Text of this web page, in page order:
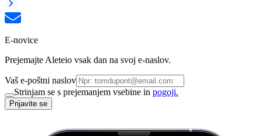
E-novice
Prejemajte Aleteio vsak dan na svoj e-naslov.
Vaš e-poštni naslov
Strinjam se s prejemanjem vsebine in pogoji.
Prijavite se